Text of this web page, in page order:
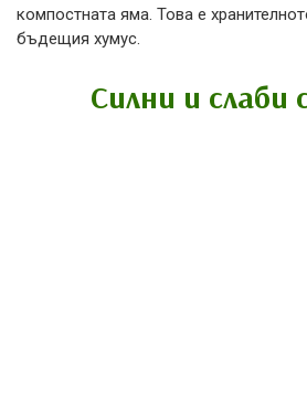
компостната яма. Това е
бъдещия хумус.
Силни и слаби